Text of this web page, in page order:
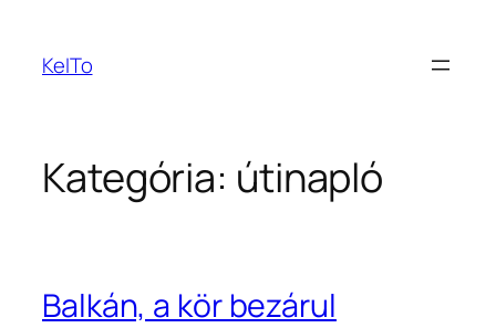
tartalomhoz
KeITo
Kategória: útinapló
Balkán, a kör bezárul